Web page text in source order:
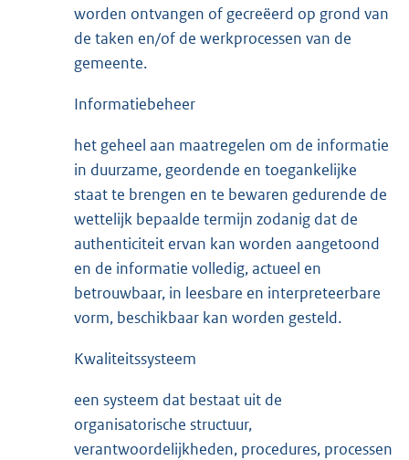
worden ontvangen of gecreëerd op grond van
de taken en/of de werkprocessen van de
gemeente.
Informatiebeheer
het geheel aan maatregelen om de informatie
in duurzame, geordende en toegankelijke
staat te brengen en te bewaren gedurende de
wettelijk bepaalde termijn zodanig dat de
authenticiteit ervan kan worden aangetoond
en de informatie volledig, actueel en
betrouwbaar, in leesbare en interpreteerbare
vorm, beschikbaar kan worden gesteld.
Kwaliteitssysteem
een systeem dat bestaat uit de
organisatorische structuur,
verantwoordelijkheden, procedures, processen